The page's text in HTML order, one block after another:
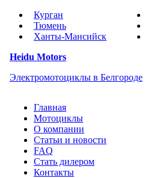
Курган
Тюмень
Ханты-Мансийск
Heidu Motors
Электромотоциклы в Белгороде
Главная
Мотоциклы
О компании
Статьи и новости
FAQ
Стать дилером
Контакты